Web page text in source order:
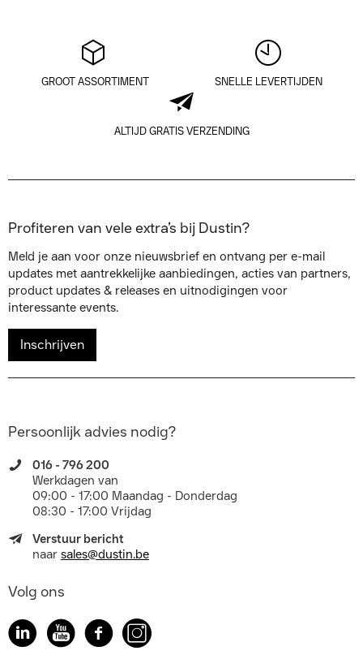
GROOT ASSORTIMENT SNELLE LEVERTIJDEN
ALTIJD GRATIS VERZENDING
Profiteren van vele extra’s bij Dustin?
Meld je aan voor onze nieuwsbrief en ontvang per e-mail
updates met aantrekkelijke aanbiedingen, acties van partners,
product updates & releases en uitnodigingen voor
interessante events.
Inschrijven
Persoonlijk advies nodig?
016 - 796 200
Werkdagen van
09:00 - 17:00 Maandag - Donderdag
08:30 - 17:00 Vrijdag
Verstuur bericht
naar sales@dustin.be
Volg ons